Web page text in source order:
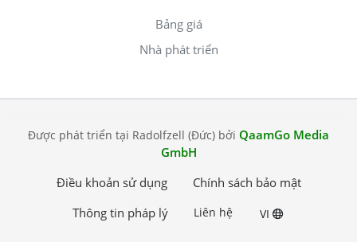
Bảng giá
Nhà phát triển
Được phát triển tại Radolfzell (Đức) bởi QaamGo Media
GmbH
Điều khoản sử dụng
Chính sách bảo mật
Thông tin pháp lý
Liên hệ VI